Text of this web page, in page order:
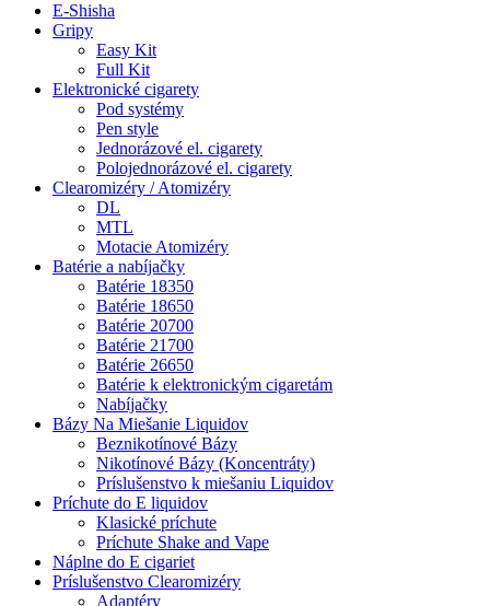
E-Shisha
Gripy
Easy Kit
Full Kit
Elektronické cigarety
Pod systémy
Pen style
Jednorázové el. cigarety
Polojednorázové el. cigarety
Clearomizéry / Atomizéry
DL
MTL
Motacie Atomizéry
Batérie a nabíjačky
Batérie 18350
Batérie 18650
Batérie 20700
Batérie 21700
Batérie 26650
Batérie k elektronickým cigaretám
Nabíjačky
Bázy Na Miešanie Liquidov
Beznikotínové Bázy
Nikotínové Bázy (Koncentráty)
Príslušenstvo k miešaniu Liquidov
Príchute do E liquidov
Klasické príchute
Príchute Shake and Vape
Náplne do E cigariet
Príslušenstvo Clearomizéry
Adaptéry